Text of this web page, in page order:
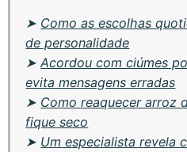
➤ Como as escolhas
de personalidade
➤Acordou com ciúmes
evita mensagens erradas
➤ Como reaquecer arroz
fique seco
➤ Um especialista revela